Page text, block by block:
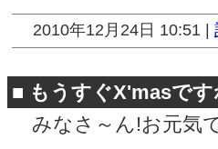
2010年12月24日 10:51 |
■ もうすぐX'masです
みなさ～ん!お元気